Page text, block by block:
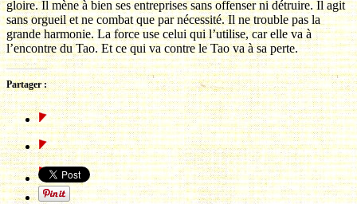
gloire. Il mène à bien ses entreprises sans offenser ni détruire. Il agit
sans orgueil et ne combat que par nécessité. Il ne trouble pas la
grande harmonie. La force use celui qui l’utilise, car elle va à
l’encontre du Tao. Et ce qui va contre le Tao va à sa perte.
Partager :